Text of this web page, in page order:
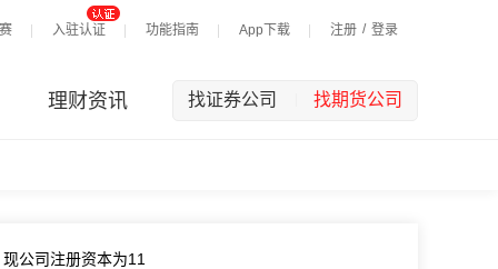
入驻认证 功能指南 App下载 注册 / 登录
理财资讯 找证券公司 找期货公司
公司注册资本为11